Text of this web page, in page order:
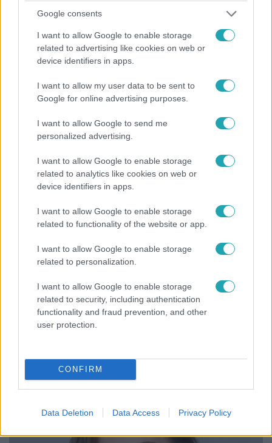
Google consents
I want to allow Google to enable storage
related to advertising like cookies on web or
device identifiers in apps.
I want to allow my user data to be sent to
Google for online advertising purposes.
I want to allow Google to send me
personalized advertising.
I want to allow Google to enable storage
related to analytics like cookies on web or
device identifiers in apps.
I want to allow Google to enable storage
related to functionality of the website or app.
I want to allow Google to enable storage
related to personalization.
I want to allow Google to enable storage
related to security, including authentication
functionality and fraud prevention, and other
user protection.
CONFIRM
Data Deletion Data Access Privacy Policy
2026. március 28. 7:00
Dobó Ági új vállalkozásba fogott Costa Ricán – Mi
köze ehhez a férjének?
Dobó Ági 2 éve költözött Costa Ricára a családjával, msot
pedig megnyitotta az ANYA nevű helyet, ami igazi családi
Életmód
2026. március 2. 8:40
Dobó Ági gyors és egészséges reggeli receptje
Próbáld ki Dobó Ági kedvenc, főzés nélküli pisztáciás
már fogyaszthatod is.